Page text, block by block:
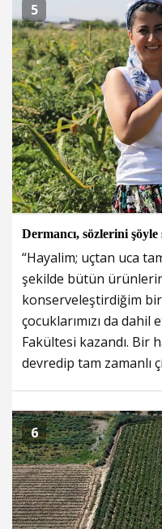
5
Dermancı, sözlerini
“Hayalim; uçtan uca
şekilde bütün
konserveleştirdiğim
çocuklarımızı da dahil
Fakültesi kazandı. Bir
devredip tam zamanlı
6